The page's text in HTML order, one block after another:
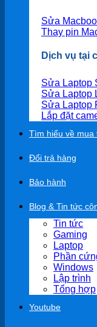
Sửa
Thay pin
Dịch vụ tại
Sửa Laptop
Sửa Laptop
Sửa Laptop
Lắp đặt
Tìm hiểu về mua
Đổi trả hàng
Bảo hành
Blog & Tin tức
Tin tức
Gaming
Laptop
Phần
Windows
Lập trình
Tổng hợp
Youtube